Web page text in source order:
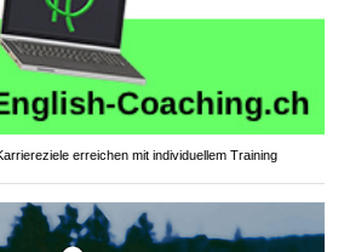
erreichen mit individuellem Training